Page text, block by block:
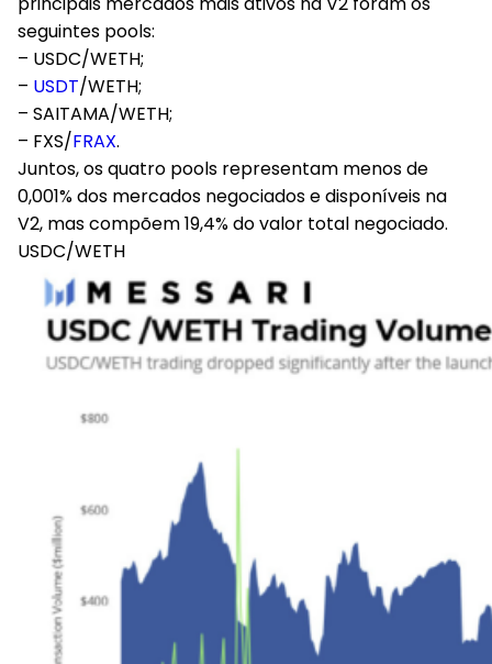
seguintes pools:
– USDC/WETH;
– USDT/WETH;
– SAITAMA/WETH;
– FXS/FRAX.
Juntos, os quatro pools representam menos de
0,001% dos mercados negociados e disponíveis na
V2, mas compõem 19,4% do valor total negociado.
USDC/WETH